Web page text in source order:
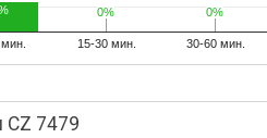
15-30 мин. 30-60 мин.
0%
0% 0%
0%
7479